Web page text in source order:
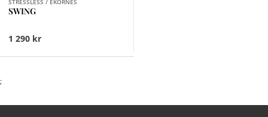
STRESSLESS / EKORNES
SWING
1 290 kr
;